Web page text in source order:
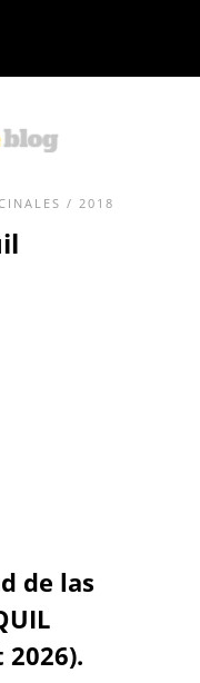
/ 2018
de las
2026).